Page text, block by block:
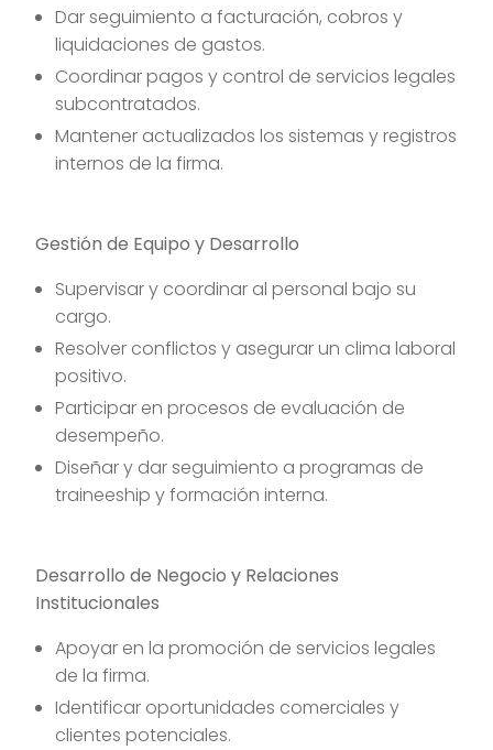
Dar seguimiento a facturación, cobros y
liquidaciones de gastos.
Coordinar pagos y control de servicios legales
subcontratados.
Mantener actualizados los sistemas y registros
internos de la firma.
Gestión de Equipo y Desarrollo
Supervisar y coordinar al personal bajo su
cargo.
Resolver conflictos y asegurar un clima laboral
positivo.
Participar en procesos de evaluación de
desempeño.
Diseñar y dar seguimiento a programas de
traineeship y formación interna.
Desarrollo de Negocio y Relaciones
Institucionales
Apoyar en la promoción de servicios legales
de la firma.
Identificar oportunidades comerciales y
clientes potenciales.